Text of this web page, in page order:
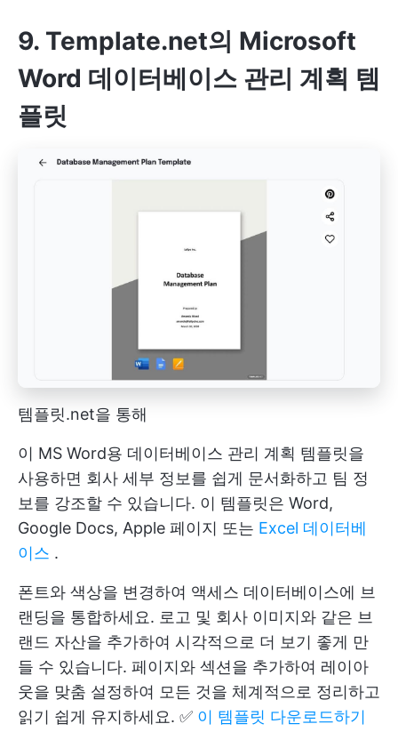
9. Template.net의 Microsoft
Word 데이터베이스 관리 계획 템
플릿
템플릿.net을 통해
이 MS Word용 데이터베이스 관리 계획 템플릿을
사용하면 회사 세부 정보를 쉽게 문서화하고 팀 정
보를 강조할 수 있습니다. 이 템플릿은 Word,
Google Docs, Apple 페이지 또는 Excel 데이터베
이스 .
폰트와 색상을 변경하여 액세스 데이터베이스에 브
랜딩을 통합하세요. 로고 및 회사 이미지와 같은 브
랜드 자산을 추가하여 시각적으로 더 보기 좋게 만
들 수 있습니다. 페이지와 섹션을 추가하여 레이아
웃을 맞춤 설정하여 모든 것을 체계적으로 정리하고
읽기 쉽게 유지하세요. ✅ 이 템플릿 다운로드하기